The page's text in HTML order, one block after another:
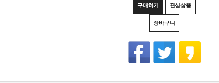
구매하기 관심상품
장바구니